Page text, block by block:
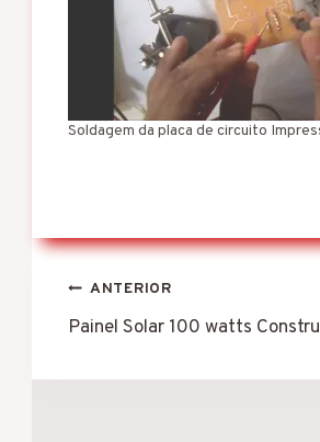
Soldagem da placa de circuito
Navegação
de
Post
ANTERIOR
Painel Solar 100 watts